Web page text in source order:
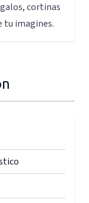
cortinas
tu imagines.